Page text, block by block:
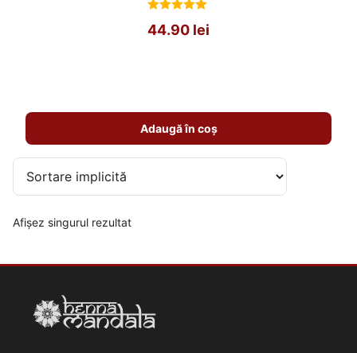
la
44.90 lei
Adaugă în coș
Afișez singurul rezultat